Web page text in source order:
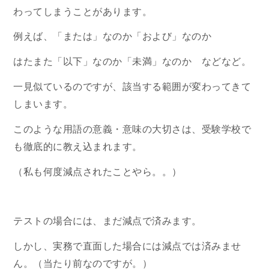
わってしまうことがあります。
例えば、「または」なのか「および」なのか
はたまた「以下」なのか「未満」なのか などなど。
一見似ているのですが、該当する範囲が変わってきて
しまいます。
このような用語の意義・意味の大切さは、受験学校で
も徹底的に教え込まれます。
（私も何度減点されたことやら。。）
テストの場合には、まだ減点で済みます。
しかし、実務で直面した場合には減点では済みませ
ん。（当たり前なのですが。）